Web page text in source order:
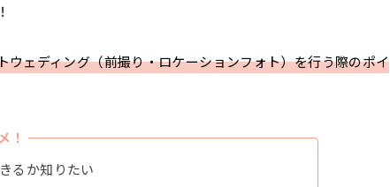
ウェディング（前撮り・ロケーションフォト）を行う際のポイ
！
るか知りたい